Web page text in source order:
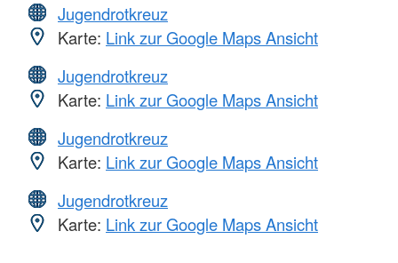
Jugendrotkreuz
Karte: Link zur Google Maps Ansicht
Jugendrotkreuz
Karte: Link zur Google Maps Ansicht
Jugendrotkreuz
Karte: Link zur Google Maps Ansicht
Jugendrotkreuz
Karte: Link zur Google Maps Ansicht